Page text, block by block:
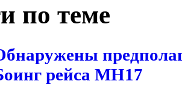
по теме
рейса MH17